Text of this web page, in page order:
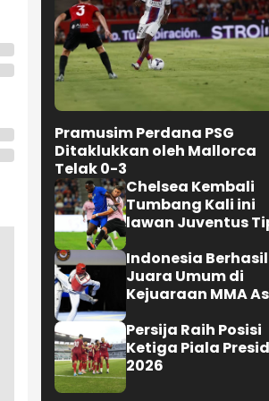
Pramusim Perdana PSG
Ditaklukkan oleh Mallorca
Telak 0-3
Chelsea Kembali
Tumbang Kali ini
lawan Juventus
Indonesia Berhasil
Juara Umum di
Kejuaraan MMA
Persija Raih Posisi
Ketiga Piala
2026